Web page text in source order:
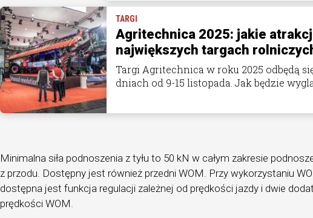
TARGI
Agritechnica 2025: jakie
największych targach
Targi Agritechnica w roku 2025 odbędą
dniach od 9-15 listopada. Jak będzie
Minimalna siła podnoszenia z tyłu to 50 kN w całym zakresie
z przodu. Dostępny jest również przedni WOM. Przy wykorzystaniu
dostępna jest funkcja regulacji zależnej od prędkości jazdy i dwie
prędkości WOM.